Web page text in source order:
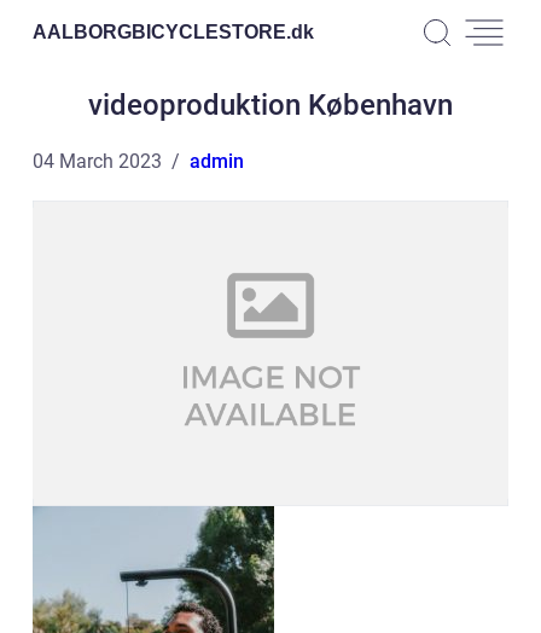
AALBORGBICYCLESTORE.dk
videoproduktion København
04 March 2023 admin